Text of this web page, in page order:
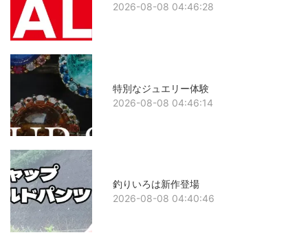
2026-08-08 04:46:28
特別なジュエリー体験
2026-08-08 04:46:14
釣りいろは新作登場
2026-08-08 04:40:46